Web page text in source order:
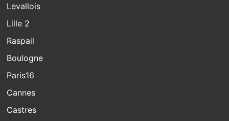
Levallois
Lille 2
Raspail
Boulogne
Paris16
Cannes
Castres